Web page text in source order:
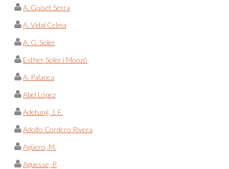
A. Guiset Serra
A. Vidal Celma
A. G. Soler
Esther Soler i Monzó
A. Palanca
Abel López
Adetunji, J. F.
Adolfo Cordero Rivera
Agüero, M.
Aguesse, P.